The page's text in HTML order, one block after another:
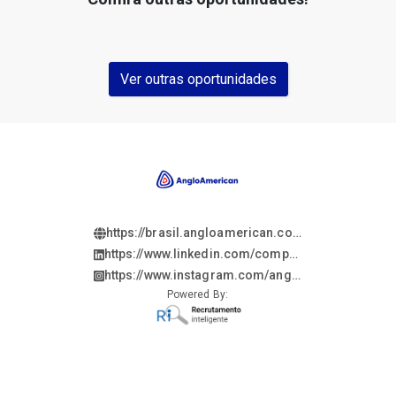
Ver outras oportunidades
https://brasil.angloamerican.com/
https://www.linkedin.com/company/anglo-
american/?
originalSubdomain=br
https://www.instagram.com/
Powered By: